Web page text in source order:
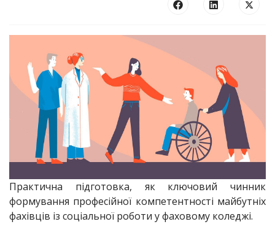
Практична підготовка, як ключовий чинник
формування професійної компетентності майбутніх
фахівців із соціальної роботи у фаховому коледжі.